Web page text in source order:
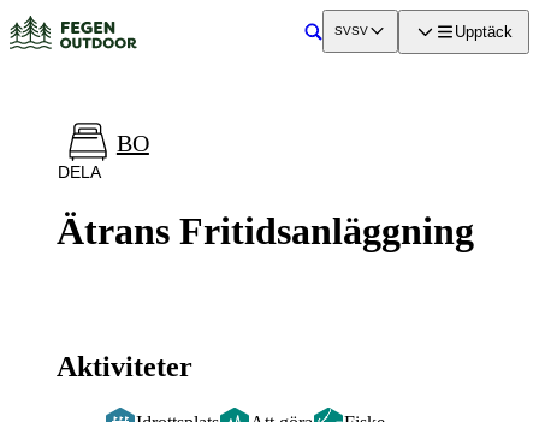
Upptäck
SökSVSV
Ätrans Fritidsanläggning
BO
DELA
Aktiviteter